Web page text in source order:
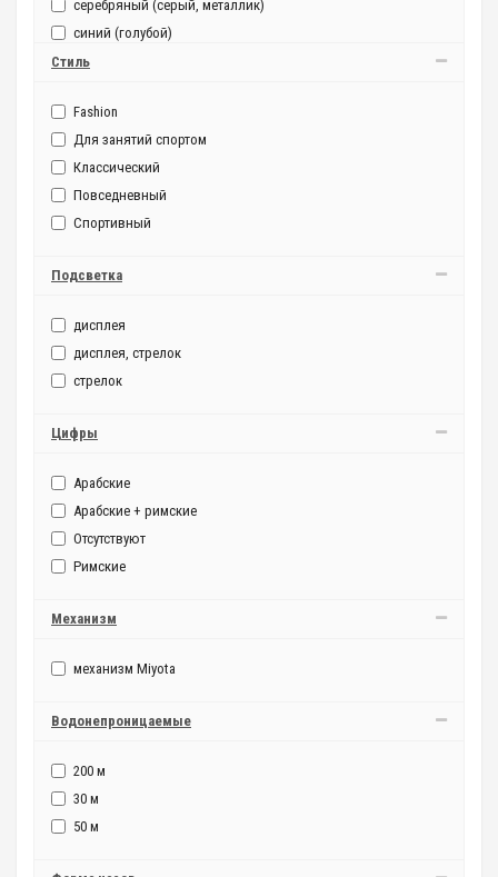
серебряный (серый, металлик)
синий (голубой)
фиолетовый
Стиль
Fashion
Для занятий спортом
Классический
Повседневный
Спортивный
Подсветка
дисплея
дисплея, стрелок
стрелок
Цифры
Арабские
Арабские + римские
Отсутствуют
Римские
Механизм
механизм Miyota
Водонепроницаемые
200 м
30 м
50 м